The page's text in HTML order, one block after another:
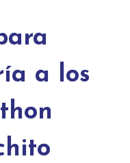
a los